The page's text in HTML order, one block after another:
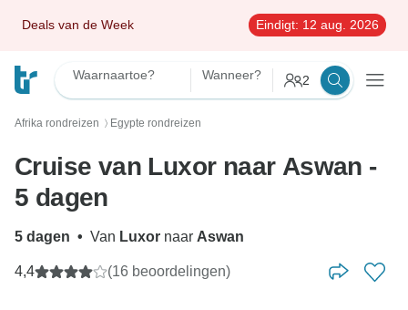
Deals van de Week Eindigt: 12 aug. 2026
Waarnaartoe? Wanneer? 2
Afrika rondreizen 〉 Egypte rondreizen
Cruise van Luxor naar Aswan -
5 dagen
5 dagen • Van Luxor naar Aswan
4,4 (16 beoordelingen)